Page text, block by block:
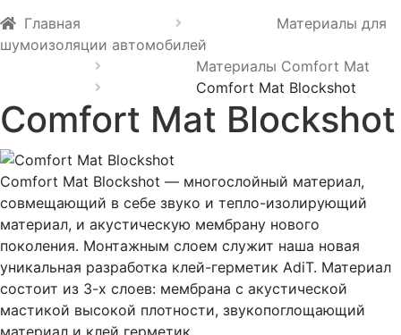
Главная
Материалы для
шумоизоляции автомобилей
Материалы Comfort Mat
Comfort Mat Blockshot
Comfort Mat Blockshot
Comfort Mat Blockshot — многослойный материал,
совмещающий в себе звуко и тепло-изолирующий
материал, и акустическую мембрану нового
поколения. Монтажным слоем служит наша новая
уникальная разработка клей-герметик AdiT. Материал
состоит из З-х слоев: мембрана с акустической
мастикой высокой плотности, звукопоглощающий